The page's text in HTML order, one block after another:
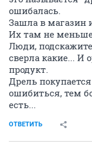
ошибалась.
Зашла в магазин
Их там не
Люди,
сверла какие... И
продукт.
Дрель
ошибиться, тем
есть...
ОТВЕТИТЬ